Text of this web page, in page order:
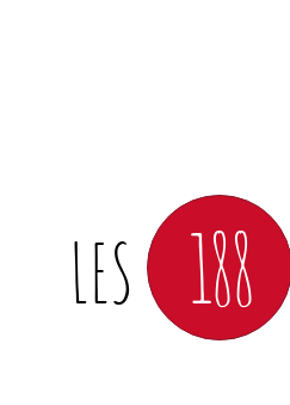
LES 188